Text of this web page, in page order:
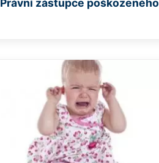
Právní zástupce poškozeného